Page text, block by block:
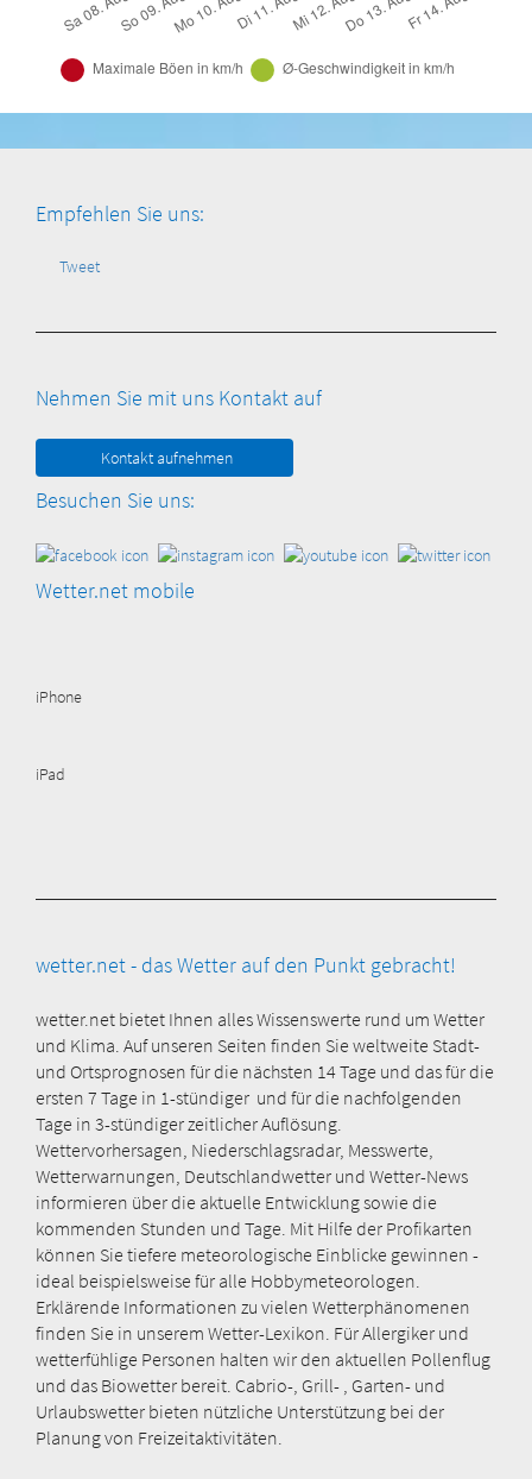
Empfehlen Sie uns:
Tweet
Nehmen Sie mit uns Kontakt auf
Kontakt aufnehmen
Besuchen Sie uns:
Wetter.net mobile
iPhone
iPad
wetter.net - das Wetter auf den Punkt gebracht!
wetter.net bietet Ihnen alles Wissenswerte rund um Wetter
und Klima. Auf unseren Seiten finden Sie weltweite Stadt-
und Ortsprognosen für die nächsten 14 Tage und das für die
ersten 7 Tage in 1-stündiger und für die nachfolgenden
Tage in 3-stündiger zeitlicher Auflösung.
Wettervorhersagen, Niederschlagsradar, Messwerte,
Wetterwarnungen, Deutschlandwetter und Wetter-News
informieren über die aktuelle Entwicklung sowie die
kommenden Stunden und Tage. Mit Hilfe der Profikarten
können Sie tiefere meteorologische Einblicke gewinnen -
ideal beispielsweise für alle Hobbymeteorologen.
Erklärende Informationen zu vielen Wetterphänomenen
finden Sie in unserem Wetter-Lexikon. Für Allergiker und
wetterfühlige Personen halten wir den aktuellen Pollenflug
und das Biowetter bereit. Cabrio-, Grill- , Garten- und
Urlaubswetter bieten nützliche Unterstützung bei der
Planung von Freizeitaktivitäten.